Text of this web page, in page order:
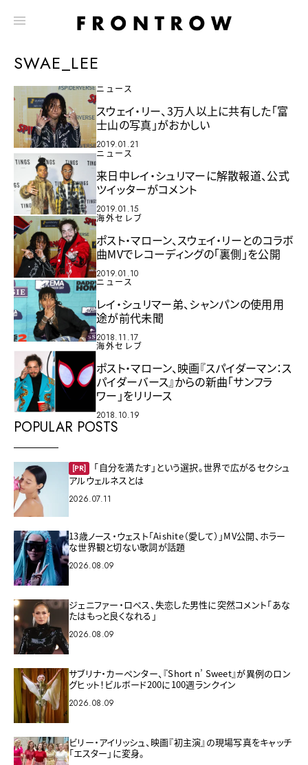
SWAE_LEE
ニュース
スウェイ・リー、3万人以上に共有した「富
士山の写真」がおかしい
2019.01.21
ニュース
来日中レイ・シュリマーに解散報道、公式
ツイッターがコメント
2019.01.15
海外セレブ
ポスト・マローン、スウェイ・リーとのコラボ
曲MVでレコーディングの「裏側」を公開
2019.01.10
ニュース
レイ・シュリマー弟、シャンパンの使用用
途が前代未聞
2018.11.17
海外セレブ
ポスト・マローン、映画『スパイダーマン：ス
パイダーバース』からの新曲「サンフラ
ワー」をリリース
2018.10.19
POPULAR POSTS
[PR]
「自分を満たす」という選択。世界で広がるセクシュ
アルウェルネスとは
2026.07.11
13歳ノース・ウェスト「Aishite（愛して）」MV公開、ホラー
な世界観と切ない歌詞が話題
2026.08.09
ジェニファー・ロペス、失恋した男性に突然コメント「あな
たはもっと良くなれる」
2026.08.09
サブリナ・カーペンター、『Short n’ Sweet』が異例のロン
グヒット！ビルボード200に100週ランクイン
2026.08.09
ビリー・アイリッシュ、映画『初主演』の現場写真をキャッチ
「エスター」に変身。